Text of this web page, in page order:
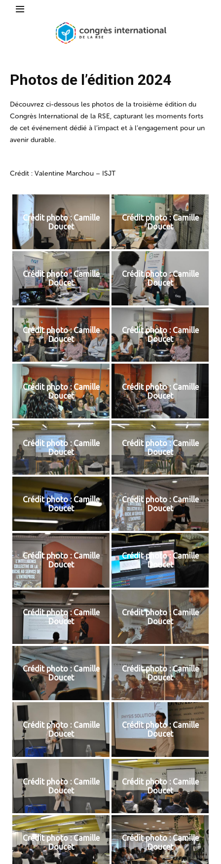
Photos de l’édition 2024
Découvrez ci-dessous les photos de la troisième édition du
Congrès International de la RSE, capturant les moments forts
de cet événement dédié à l’impact et à l’engagement pour un
avenir durable.
Crédit : Valentine Marchou – ISJT
Crédit photo : Camille
Doucet
Crédit photo : Camille
Doucet
Crédit photo : Camille
Doucet
Crédit photo : Camille
Doucet
Crédit photo : Camille
Doucet
Crédit photo : Camille
Doucet
Crédit photo : Camille
Doucet
Crédit photo : Camille
Doucet
Crédit photo : Camille
Doucet
Crédit photo : Camille
Doucet
Crédit photo : Camille
Doucet
Crédit photo : Camille
Doucet
Crédit photo : Camille
Doucet
Crédit photo : Camille
Doucet
Crédit photo : Camille
Doucet
Crédit photo : Camille
Doucet
Crédit photo : Camille
Doucet
Crédit photo : Camille
Doucet
Crédit photo : Camille
Doucet
Crédit photo : Camille
Doucet
Crédit photo : Camille
Doucet
Crédit photo : Camille
Doucet
Crédit photo : Camille
Doucet
Crédit photo : Camille
Doucet